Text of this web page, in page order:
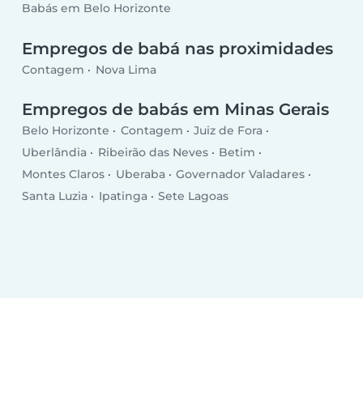
Babás em Belo Horizonte
Empregos de babá nas proximidades
Contagem Nova Lima
Empregos de babás em Minas Gerais
Belo Horizonte Contagem
Juiz de Fora
Uberlândia
Ribeirão das Neves
Betim
Montes Claros
Uberaba
Governador Valadares
Santa Luzia
Ipatinga Sete Lagoas